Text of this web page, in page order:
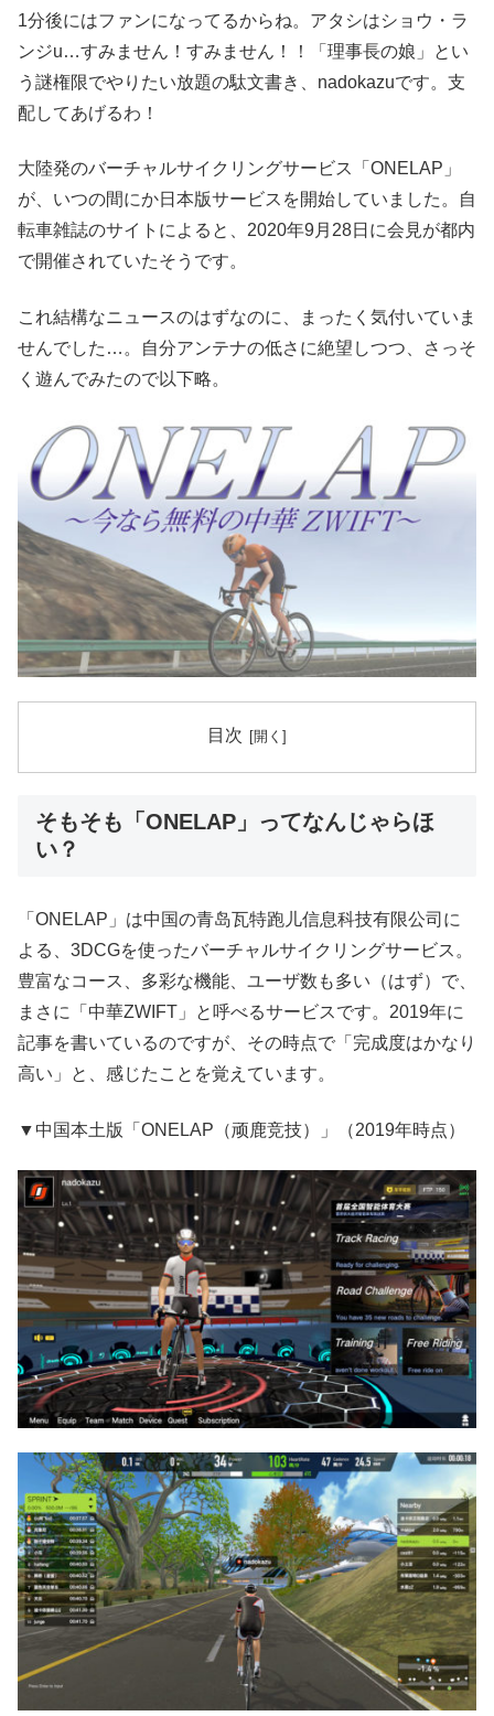
1分後にはファンになってるからね。アタシはショウ・ラ
ンジu…すみません！すみません！！「理事長の娘」とい
う謎権限でやりたい放題の駄文書き、nadokazuです。支
配してあげるわ！
大陸発のバーチャルサイクリングサービス「ONELAP」
が、いつの間にか日本版サービスを開始していました。自
転車雑誌のサイトによると、2020年9月28日に会見が都内
で開催されていたそうです。
これ結構なニュースのはずなのに、まったく気付いていま
せんでした…。自分アンテナの低さに絶望しつつ、さっそ
く遊んでみたので以下略。
目次
そもそも「ONELAP」ってなんじゃらほ
い？
「ONELAP」は中国の青岛瓦特跑儿信息科技有限公司に
よる、3DCGを使ったバーチャルサイクリングサービス。
豊富なコース、多彩な機能、ユーザ数も多い（はず）で、
まさに「中華ZWIFT」と呼べるサービスです。2019年に
記事を書いているのですが、その時点で「完成度はかなり
高い」と、感じたことを覚えています。
▼中国本土版「ONELAP（顽鹿竞技）」（2019年時点）